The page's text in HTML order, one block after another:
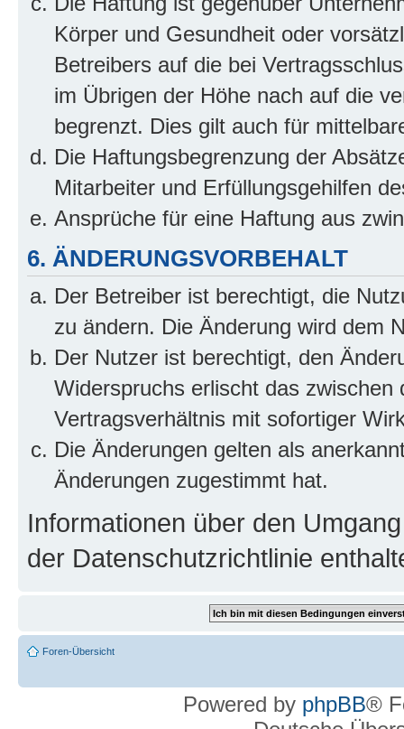
Körper und Gesundheit oder
Betreibers auf die bei
im Übrigen der Höhe nach auf die
begrenzt. Dies gilt auch für
Die Haftungsbegrenzung der
Mitarbeiter und Erfüllungsgehilfen
Ansprüche für eine Haftung aus
6. ÄNDERUNGSVORBEHALT
Der Betreiber ist berechtigt, die
zu ändern. Die Änderung wird dem
Der Nutzer ist berechtigt, den
Widerspruchs erlischt das
Vertragsverhältnis mit sofortiger
Die Änderungen gelten als
Änderungen zugestimmt hat.
Informationen über den
der Datenschutzrichtlinie
Foren-Übersicht
Powered by phpBB®